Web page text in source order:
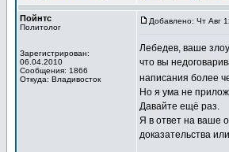
Пойнтс
Политолог
Зарегистрирован:
06.04.2010
Сообщения: 1866
Откуда: Владивосток
Добавлено: Чт Авг
Лебедев, ваше
что вы
написания более
Но я ума не
Давайте ещё раз.
Я в ответ на ваше
доказательства